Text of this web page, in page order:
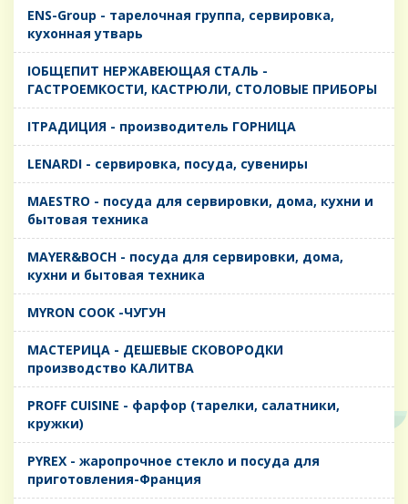
ENS-Group - тарелочная группа, сервировка,
кухонная утварь
IОБЩЕПИТ НЕРЖАВЕЮЩАЯ СТАЛЬ -
ГАСТРОЕМКОСТИ, КАСТРЮЛИ, СТОЛОВЫЕ ПРИБОРЫ
IТРАДИЦИЯ - производитель ГОРНИЦА
LENARDI - сервировка, посуда, сувениры
MAESTRO - посуда для сервировки, дома, кухни и
бытовая техника
MAYER&BOCH - посуда для сервировки, дома,
кухни и бытовая техника
MYRON COOK -ЧУГУН
MАСТЕРИЦА - ДЕШЕВЫЕ СКОВОРОДКИ
производство КАЛИТВА
PROFF CUISINE - фарфор (тарелки, салатники,
кружки)
PYREX - жаропрочное стекло и посуда для
приготовления-Франция